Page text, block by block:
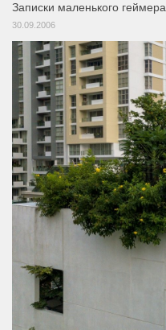
Записки маленького геймера
30.09.2006